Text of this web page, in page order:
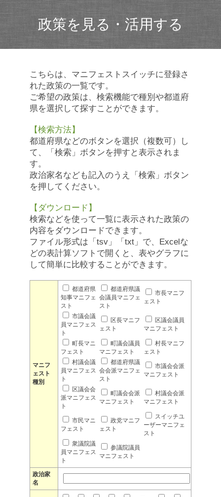
政策を見る・活用する
こちらは、マニフェストスイッチに登録さ
れた政策の一覧です。
ご希望の政策は、検索機能で種別や都道府
県を選択して探すことができます。
【検索方法】
都道府県などのボタンを選択（複数可）し
て、「検索」ボタンを押すと表示されま
す。
政治家名なども記入のうえ「検索」ボタン
を押してください。
【ダウンロード】
検索などを使って一覧に表示された政策の
内容をダウンロードできます。
ファイル形式は「tsv」「txt」で、Excelな
どの表計算ソフトで開くと、表やグラフに
して簡単に比較することができます。
マニフ
ェスト
種別
都道府県
知事マニフェ
スト
都道府県議
会議員マニフェ
スト
市長マニフ
ェスト
市議会議
員マニフェス
ト
区長マニフ
ェスト
区議会議員
マニフェスト
町長マニ
フェスト
町議会議員
マニフェスト
村長マニフ
ェスト
村議会議
員マニフェス
ト
都道府県議
会会派マニフェ
スト
市議会会派
マニフェスト
区議会会
派マニフェス
ト
町議会会派
マニフェスト
村議会会派
マニフェスト
市民マニ
フェスト
政党マニフ
ェスト
スイッチユ
ーザーマニフェ
スト
衆議院議
員マニフェス
ト
参議院議員
マニフェスト
政治家
名